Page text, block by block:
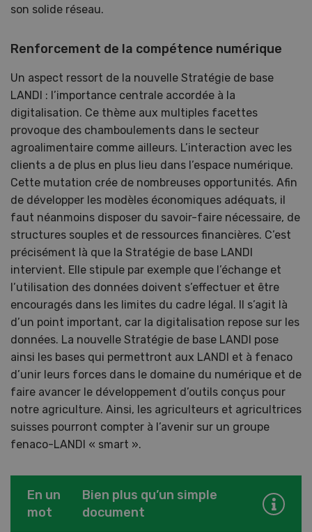
son solide réseau.
Renforcement de la compétence numérique
Un aspect ressort de la nouvelle Stratégie de base
LANDI : l’importance centrale accordée à la
digitalisation. Ce thème aux multiples facettes
provoque des chamboulements dans le secteur
agroalimentaire comme ailleurs. L’interaction avec les
clients a de plus en plus lieu dans l’espace numérique.
Cette mutation crée de nombreuses opportunités. Afin
de développer les modèles économiques adéquats, il
faut néanmoins disposer du savoir-faire nécessaire, de
structures souples et de ressources financières. C’est
précisément là que la Stratégie de base LANDI
intervient. Elle stipule par exemple que l’échange et
l’utilisation des données doivent s’effectuer et être
encouragés dans les limites du cadre légal. Il s’agit là
d’un point important, car la digitalisation repose sur les
données. La nouvelle Stratégie de base LANDI pose
ainsi les bases qui permettront aux LANDI et à fenaco
d’unir leurs forces dans le domaine du numérique et de
faire avancer le développement d’outils conçus pour
notre agriculture. Ainsi, les agriculteurs et agricultrices
suisses pourront compter à l’avenir sur un groupe
fenaco-LANDI « smart ».
En un
mot
Bien plus qu’un simple
document